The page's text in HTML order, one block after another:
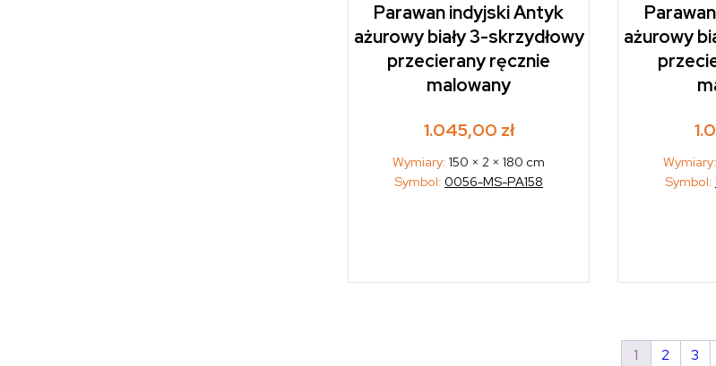
Parawan indyjski Antyk
ażurowy biały 3-skrzydłowy
przecierany ręcznie
malowany
1.045,00 zł
Wymiary:150 × 2 × 180 cm
Symbol: 0056-MS-PA158
ażurowy
Wymiary:
Symbol:
1 2 3